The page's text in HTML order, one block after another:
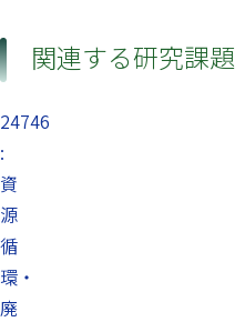
関連する研究課題
24746
:
資
源
循
環・
廃